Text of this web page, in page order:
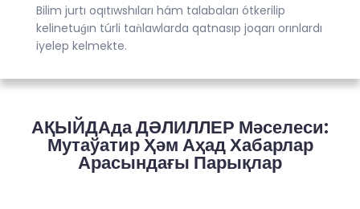
Bilim jurtı oqıtıwshıları hám talabaları ótkerilip
kelinetuǵın túrli taǹlawlarda qatnasıp joqarı orınlardı
iyelep kelmekte.
АҚЫЙДАда ДӘЛИЛЛЕР Мәселеси:
Мутаўатир Ҳәм Аҳад Хабарлар
Арасындағы Парықлар